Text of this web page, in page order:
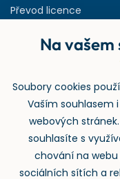
Převod licence
Rejstřík používaných
Zpětný odběr
Na
Soubory cookies
Vaším souhlasem
webových
souhlasíte s
chování na
sociálních sítích a